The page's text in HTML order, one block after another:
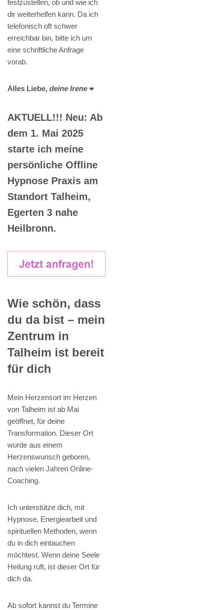
festzustellen, ob und wie ich
dir weiterhelfen kann. Da ich
telefonisch oft schwer
erreichbar bin, bitte ich um
eine schriftliche Anfrage
vorab.
Alles Liebe, deine Irene ❤️
AKTUELL!!! Neu: Ab
dem 1. Mai 2025
starte ich meine
persönliche Offline
Hypnose Praxis am
Standort Talheim,
Egerten 3 nahe
Heilbronn.
Wie schön, dass
du da bist – mein
Zentrum in
Talheim ist bereit
für dich
Mein Herzensort im Herzen
von Talheim ist ab Mai
geöffnet, für deine
Transformation. Dieser Ort
wurde aus einem
Herzenswunsch geboren,
nach vielen Jahren Online-
Coaching.
Ich unterstütze dich, mit
Hypnose, Energiearbeit und
spirituellen Methoden, wenn
du in dich eintauchen
möchtest. Wenn deine Seele
Heilung ruft, ist dieser Ort für
dich da.
Ab sofort kannst du Termine